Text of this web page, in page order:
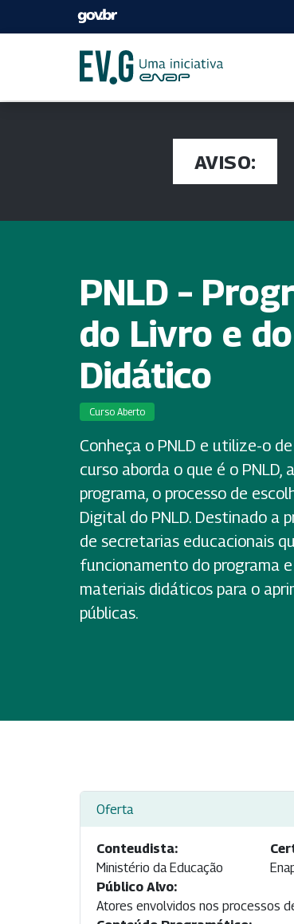
AVISO:
PNLD –
do Livro e
Didático
Curso Aberto
Conheça o PNLD e utilize-o
curso aborda o que é o
programa, o processo de
Digital do PNLD. Destinado a
de secretarias educacionais
funcionamento do programa
materiais didáticos para o
públicas.
Oferta
Conteudista:
Ministério da Educação
Público Alvo:
Atores envolvidos nos processos